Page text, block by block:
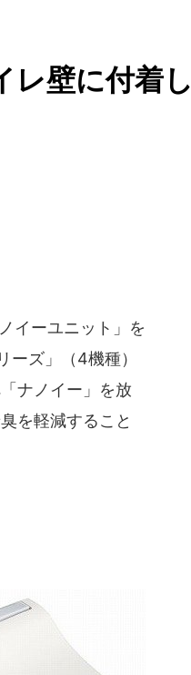
レ壁に付着し
イーユニット」を
ズ」（4機種）
ナノイー」を放
を軽減すること